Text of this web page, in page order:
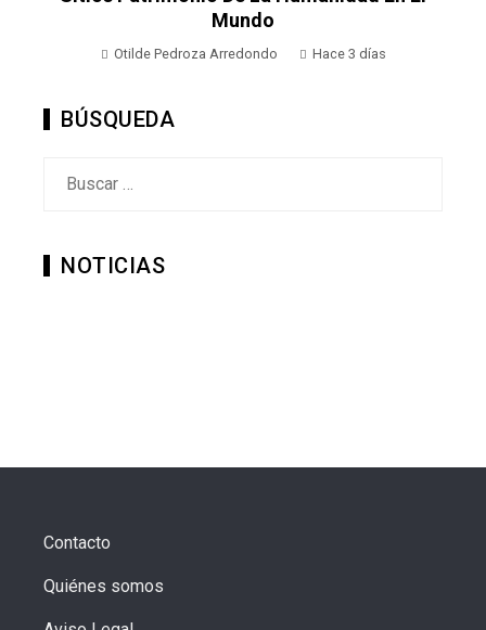
Mundo
Otilde Pedroza Arredondo Hace 3 días
BÚSQUEDA
NOTICIAS
Contacto
Quiénes somos